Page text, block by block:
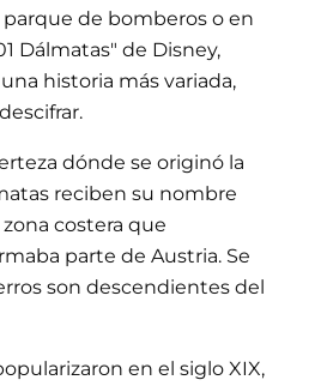
de bomberos o en
Dálmatas" de Disney,
historia más variada,
dónde se originó la
reciben su nombre
costera que
parte de Austria. Se
son descendientes del
en el siglo XIX,